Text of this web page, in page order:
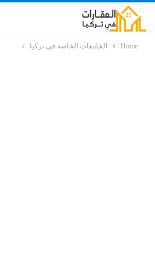
Home الجامعات الخاصة في تركيا